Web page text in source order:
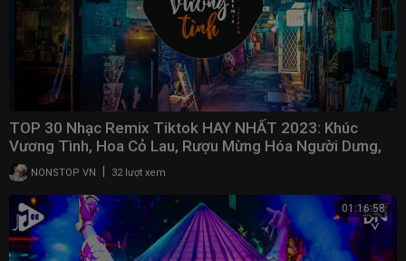
TOP 30 Nhạc Remix Tiktok HAY NHẤT 2023: Khúc
Vương Tình, Hoa Cỏ Lau, Rượu Mừng Hóa Người Dưng,
Gió NONSTOP VN 32 lượt xem
01:16:58